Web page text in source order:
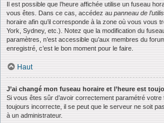
Il est possible que l’heure affichée utilise un fuseau
vous êtes. Dans ce cas, accédez au panneau de
horaire afin qu’il corresponde à la zone où vous vous
York, Sydney, etc.). Notez que la modification du
paramètres, n’est accessible qu’aux membres du
enregistré, c’est le bon moment pour le faire.
Haut
J’ai changé mon fuseau horaire et l’heure est
Si vous êtes sûr d’avoir correctement paramétré votre
toujours incorrecte, il se peut que le serveur ne soit
à un administrateur.